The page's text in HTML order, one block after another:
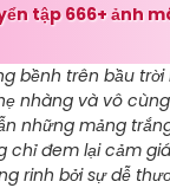
tập 666+ ảnh
bềnh trên bầu
nhàng và vô
những mảng
chỉ đem lại cảm
rinh bởi sự dễ